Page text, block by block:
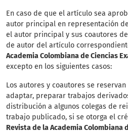
En caso de que el artículo sea
autor principal en representación
el autor principal y sus coautores
de autor del artículo
Academia Colombiana de Ciencias
excepto en los siguientes casos:
Los autores y coautores se
adaptar, preparar trabajos
distribución a algunos colegas de
trabajo publicado, si se otorga el
Revista de la Academia Colombiana